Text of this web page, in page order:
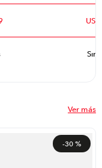
Ver más
-30 %